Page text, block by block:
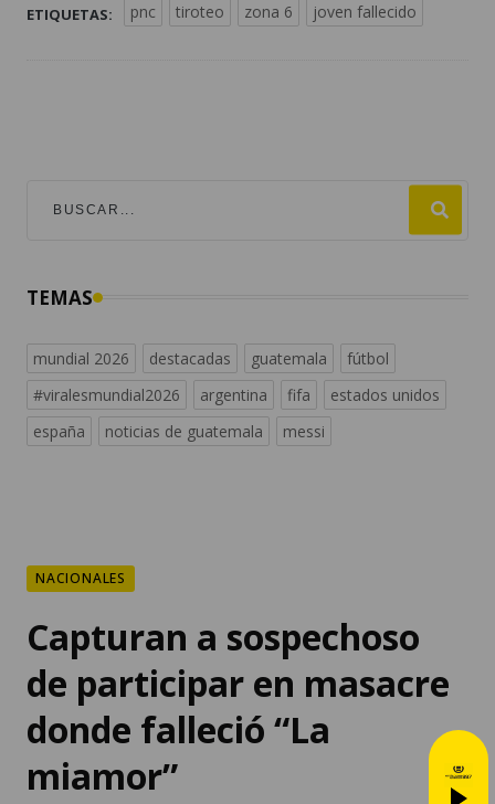
ETIQUETAS: pnc tiroteo zona 6 joven fallecido
TEMAS
mundial 2026 destacadas guatemala
fútbol
#viralesmundial2026
argentina fifa
estados unidos
españa
noticias de guatemala messi
NACIONALES
Capturan a sospechoso
de participar en masacre
donde falleció “La
miamor”